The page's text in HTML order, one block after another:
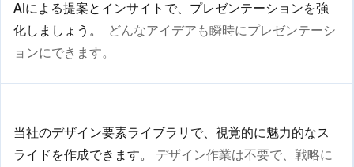
AIによる提案とインサイトで、プレゼンテーションを強
化しましょう。
どんなアイデアも瞬時にプレゼンテーシ
ョンにできます。
当社のデザイン要素ライブラリで、視覚的に魅力的なス
ライドを作成できます。
デザイン作業は不要で、戦略に